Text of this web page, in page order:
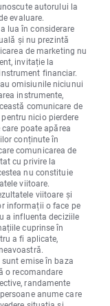
autorului la
evaluare.
lua în considerare
și nu prezintă
de marketing nu
invitație la
financiar.
omisiunile niciunui
instrumente,
comunicare de
nicio pierdere
poate apărea
conținute în
comunicarea de
cu privire la
nu constituie
viitoare.
viitoare și
informații o face pe
a influenta deciziile
cuprinse în
a fi aplicate,
emise în baza
o recomandare
randamente
anume care